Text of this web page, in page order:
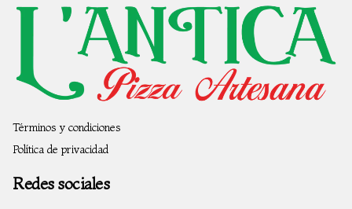
Términos y condiciones
Política de privacidad
Redes sociales